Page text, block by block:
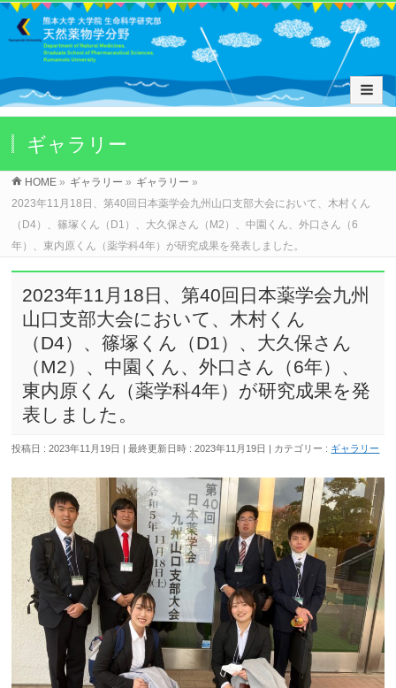
ギャラリー
HOME » ギャラリー » ギャラリー »
2023年11月18日、第40回日本薬学会九州山口支部大会において、木村くん
（D4）、篠塚くん（D1）、大久保さん（M2）、中園くん、外口さん（6
年）、東内原くん（薬学科4年）が研究成果を発表しました。
2023年11月18日、第40回日本薬学会九州
山口支部大会において、木村くん
（D4）、篠塚くん（D1）、大久保さん
（M2）、中園くん、外口さん（6年）、
東内原くん（薬学科4年）が研究成果を発
表しました。
投稿日 : 2023年11月19日 最終更新日時 : 2023年11月19日 カテゴリー : ギャラリー